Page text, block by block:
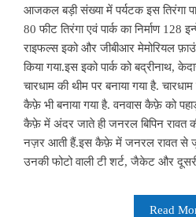
आजकल बड़ी संख्या में पर्यटक इस तिरंगा
80 फीट तिरंगा एवं पार्क का निर्माण 128
राइफल्स इको और जीबीआर मेमोरियल
किया गया.इस इको पार्क को बद्रीनाथ,
चारधाम की थीम पर बनाया गया है.
कैफ़े भी बनाया गया है. वनवास कैफ़े को
कैफ़े में अंदर जाते ही जनरल बिपिन रावत
नज़र आती हैं.इस कैफ़े में जनरल रावत से
उनकी फोटो वाली टी शर्ट, जैकेट और
Read